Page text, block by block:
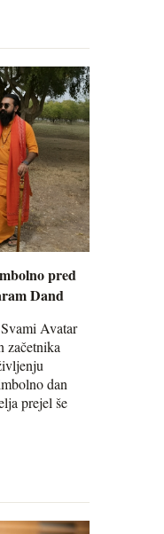
pred
Dand
Avatar
začetnika
dan
prejel še